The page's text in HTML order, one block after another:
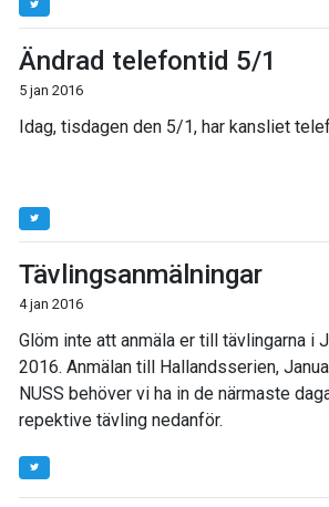
Ändrad telefontid 5/1
5 jan 2016
Idag, tisdagen den 5/1, har kansliet
Tävlingsanmälningar
4 jan 2016
Glöm inte att anmäla er till tävlingarna i
2016. Anmälan till Hallandsserien,
NUSS behöver vi ha in de närmaste
repektive tävling nedanför.